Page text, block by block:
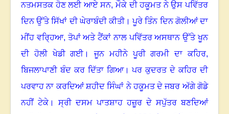
ਨਤਮਸਤਕ ਹੋਣ ਲਈ ਆਏ ਸਨ, ਮੌਕੇ ਦੀ ਹਕੂਮਤ ਨੇ ਉਸ ਪਵਿੱਤਰ
ਦਿਨ ਉੱਤੇ ਸਿੱਖਾਂ ਦੀ ਘੇਰਾਬੰਦੀ ਕੀਤੀ।ਪੂਰੇ ਤਿੰਨ ਦਿਨ ਗੋਲੀਆਂ ਦਾ
ਮੀਂਹ ਵਰ੍ਹਿਆ, ਤੋਪਾਂ ਅਤੇ ਟੈਂਕਾਂ ਨਾਲ ਪਵਿੱਤਰ ਅਸਥਾਨ ਉੱਤੇ ਖੂਨ
ਦੀ ਹੋਲੀ ਖੇਡੀ ਗਈ।ਜੂਨ ਮਹੀਨੇ ਪੂਰੀ ਗਰਮੀ ਦਾ ਕਹਿਰ,
ਬਿਜਲਾਪਾਣੀ ਬੰਦ ਕਰ ਦਿੱਤਾ ਗਿਆ।ਪਰ ਕੁਦਰਤ ਦੇ ਕਹਿਰ ਦੀ
ਪਰਵਾਹ ਨਾ ਕਰਦਿਆਂ ਸ਼ਹੀਦ ਸਿੰਘਾਂ ਨੇ ਹਕੂਮਤ ਦੇ ਜਬਰ ਅੱਗੇ ਗੋਡੇ
ਨਹੀਂ ਟੇਕੇ। ਸ੍ਰੀ ਦਸਮ ਪਾਤਸ਼ਾਹ ਹਜ਼ੂਰ ਦੇ ਸਪੁੱਤਰ ਬਣਦਿਆਂ